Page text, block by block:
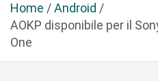
Home
Android
AOKP disponibile per il
One